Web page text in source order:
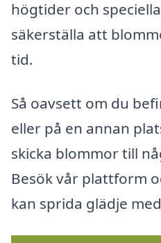
högtider och
säkerställa att
tid.
Så oavsett om du
eller på en annan
skicka blommor till
Besök vår plattform
kan sprida glädje